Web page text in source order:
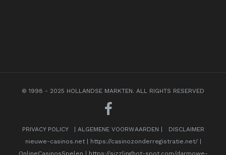
© 1998 - 2025 HOLLANDSE MARKTEN. ALL RIGHTS RESERVED
PRIVACY POLICY ALGEMENE VOORWAARDEN
DISCLAIMER
nieuwe-casinos.net| https://casinozonderregistratie.net/|
OnlineCasinosSpelen
https://sizzlinghot-spot.com/darmowe-